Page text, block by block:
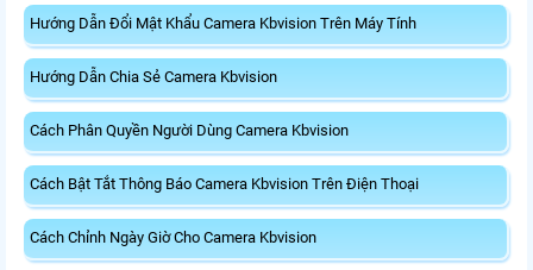
Hướng Dẫn Đổi Mật Khẩu Camera Kbvision Trên Máy Tính
Hướng Dẫn Chia Sẻ Camera Kbvision
Cách Phân Quyền Người Dùng Camera Kbvision
Cách Bật Tắt Thông Báo Camera Kbvision Trên Điện Thoại
Cách Chỉnh Ngày Giờ Cho Camera Kbvision